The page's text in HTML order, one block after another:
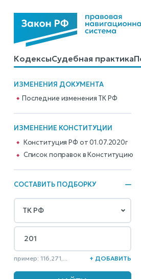
КодексыСудебная практика
КалькуляторыСправочные
ИЗМЕНЕНИЯ ДОКУМЕНТА
Последние изменения ТК РФ
ИЗМЕНЕНИЕ КОНСТИТУЦИИ
Конституция РФ от 01.07.2020г
Cписок поправок в Конституцию
СОСТАВИТЬ ПОДБОРКУ
пример: 116,271,... + ДОБАВИТЬ